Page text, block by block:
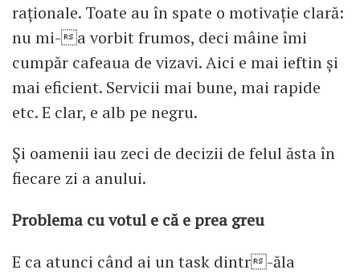
raționale. Toate au în spate o motivație clară:
nu mi-a vorbit frumos, deci mâine îmi
cumpăr cafeaua de vizavi. Aici e mai ieftin și
mai eficient. Servicii mai bune, mai rapide
etc. E clar, e alb pe negru.
Și oamenii iau zeci de decizii de felul ăsta în
fiecare zi a anului.
Problema cu votul e că e prea greu
E ca atunci când ai un task dintr-ăla